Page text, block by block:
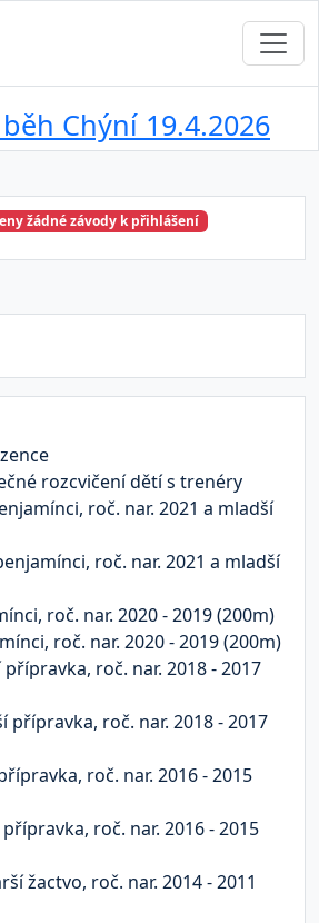
Chýní 19.4.2026
žádné závody k přihlášení
rozcvičení dětí s trenéry
roč. nar. 2021 a mladší
roč. nar. 2021 a mladší
roč. nar. 2020 - 2019 (200m)
roč. nar. 2020 - 2019(200m)
roč. nar. 2018 - 2017
přípravka, roč. nar. 2018 - 2017
roč. nar. 2016 - 2015
roč. nar. 2016 - 2015
žactvo, roč. nar. 2014 - 2011